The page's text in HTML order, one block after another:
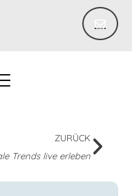
OIC BW 2023
ZURÜCK
Trends live erleben